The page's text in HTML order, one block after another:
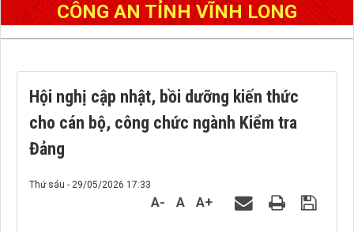
CÔNG AN TỈNH VĨNH LONG
Hội nghị cập nhật, bồi dưỡng kiến thức
cho cán bộ, công chức ngành Kiểm tra
Đảng
Thứ sáu - 29/05/2026 17:33
A- A A+